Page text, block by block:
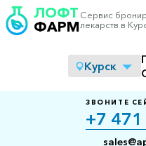
ЛОФТ
ФАРМ
Сервис
лекарств в
Курск
ЗВОНИТЕ
+7